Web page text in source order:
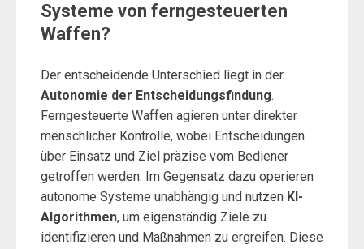
Systeme von ferngesteuerten
Waffen?
Der entscheidende Unterschied liegt in der
Autonomie der Entscheidungsfindung.
Ferngesteuerte Waffen agieren unter direkter
menschlicher Kontrolle, wobei Entscheidungen
über Einsatz und Ziel präzise vom Bediener
getroffen werden. Im Gegensatz dazu operieren
autonome Systeme unabhängig und nutzen KI-
Algorithmen, um eigenständig Ziele zu
identifizieren und Maßnahmen zu ergreifen. Diese